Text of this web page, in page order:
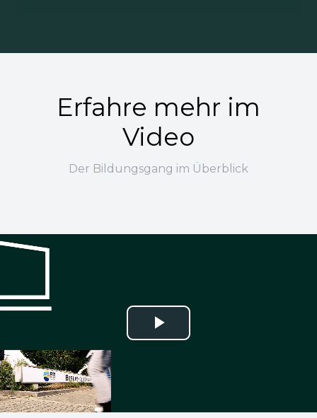
Erfahre mehr im
Video
Der Bildungsgang im Überblick
Play